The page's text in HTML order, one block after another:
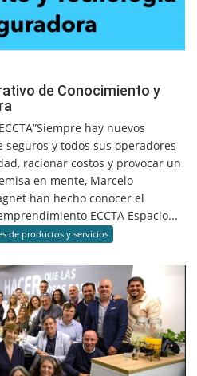
de Conocimiento y
hay nuevos
y todos sus operadores
racionar costos y provocar un
en mente, Marcelo
han hecho conocer el
ECCTA Espacio...
de productos y servicios